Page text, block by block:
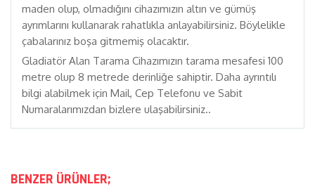
maden olup, olmadığını cihazımızın altın ve gümüş
ayrımlarını kullanarak rahatlıkla anlayabilirsiniz. Böylelikle
çabalarınız boşa gitmemiş olacaktır.
Gladiatör Alan Tarama Cihazımızın tarama mesafesi 100
metre olup 8 metrede derinliğe sahiptir. Daha ayrıntılı
bilgi alabilmek için Mail, Cep Telefonu ve Sabit
Numaralarımızdan bizlere ulaşabilirsiniz..
BENZER ÜRÜNLER;